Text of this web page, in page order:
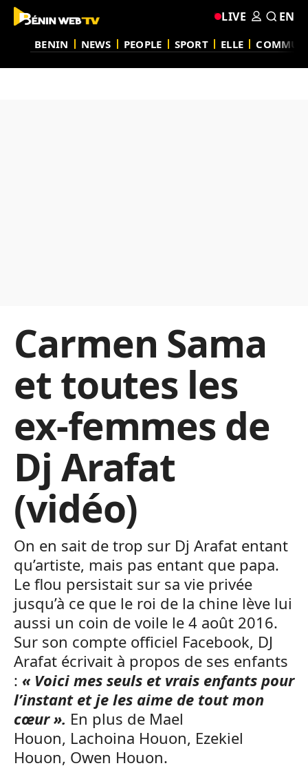
BENIN NEWS PEOPLE SPORT ELLE
LIVE EN
Carmen Sama
et toutes les
ex-femmes de
Dj Arafat
(vidéo)
On en sait de trop sur Dj Arafat entant
qu’artiste, mais pas entant que papa.
Le flou persistait sur sa vie privée
jusqu’à ce que le roi de la chine lève lui
aussi un coin de voile le 4 août 2016.
Sur son compte officiel Facebook, DJ
Arafat écrivait à propos de ses enfants
: « Voici mes seuls et vrais enfants pour
l’instant et je les aime de tout mon
cœur ». En plus de Mael
Houon, Lachoina Houon, Ezekiel
Houon, Owen Houon.